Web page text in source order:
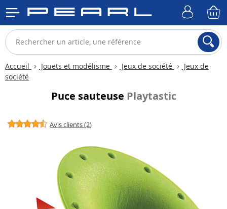
Accueil Jouets et modélisme Jeux de société
Jeux de
société
Puce sauteuse Playtastic
Avis clients (2)